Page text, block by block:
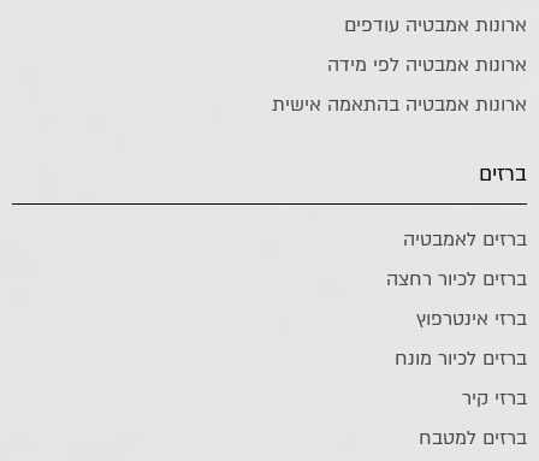
ארונות אמבטיה עודפים
ארונות אמבטיה לפי מידה
ארונות אמבטיה בהתאמה אישית
ברזים
ברזים לאמבטיה
ברזים לכיור רחצה
ברזי אינטרפוץ
ברזים לכיור מונח
ברזי קיר
ברזים למטבח